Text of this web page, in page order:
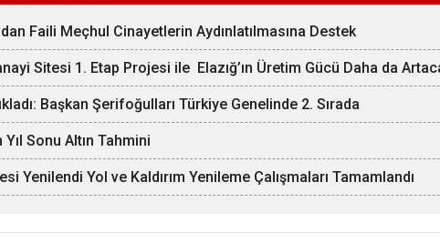
Faili Meçhul Cinayetlerin Aydınlatılmasına Destek
Sitesi 1. Etap Projesi ile Elazığ’ın Üretim Gücü Daha da
Başkan Şerifoğulları Türkiye Genelinde 2. Sırada
Sonu Altın Tahmini
Yenilendi Yol ve Kaldırım Yenileme Çalışmaları Tamamlandı